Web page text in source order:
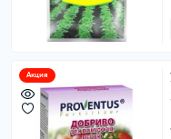
Акция